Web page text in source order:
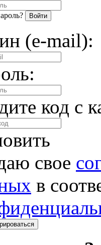
(e-mail):
код с
свое
в